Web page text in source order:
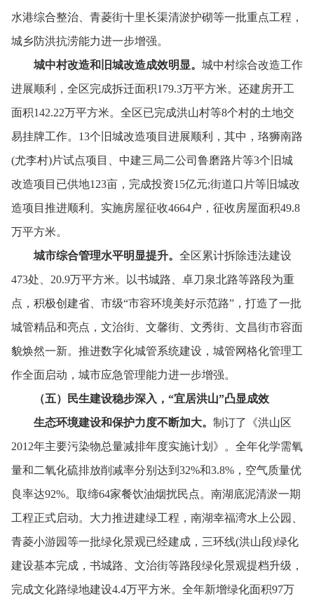
水港综合整治、 青菱街十里长渠清淤护砌等一批重点工程，
城乡防洪抗涝能力进一步增强。
城中村改造和旧城改造成效明显。 城中村综合改造工作
进展顺利， 全区完成拆迁面积179.3万平方米。 还建房开工
面积142.22万平方米。 全区已完成洪山村等8个村的土地交
易挂牌工作。 13个旧城改造项目进展顺利， 其中， 珞狮南路
(尤李村)片试点项目、 中建三局二公司鲁磨路片等3个旧城
改造项目已供地123亩， 完成投资15亿元;街道口片等旧城改
造项目推进顺利。 实施房屋征收4664户， 征收房屋面积49.8
万平方米。
城市综合管理水平明显提升。 全区累计拆除违法建设
473处、 20.9万平方米。 以书城路、 卓刀泉北路等路段为重
点， 积极创建省、 市级“市容环境美好示范路”， 打造了一批
城管精品和亮点， 文治街、 文馨街、 文秀街、 文昌街市容面
貌焕然一新。 推进数字化城管系统建设， 城管网格化管理工
作全面启动， 城市应急管理能力进一步增强。
（五）民生建设稳步深入， “宜居洪山”凸显成效
生态环境建设和保护力度不断加大。 制订了《洪山区
2012年主要污染物总量减排年度实施计划》。 全年化学需氧
量和二氧化硫排放削减率分别达到32%和3.8%， 空气质量优
良率达92%。 取缔64家餐饮油烟扰民点。 南湖底泥清淤一期
工程正式启动。 大力推进建绿工程， 南湖幸福湾水上公园、
青菱小游园等一批绿化景观已经建成， 三环线(洪山段)绿化
建设基本完成， 书城路、 文治街等路段绿化景观提档升级，
完成文化路绿地建设4.4万平方米。 全年新增绿化面积97万